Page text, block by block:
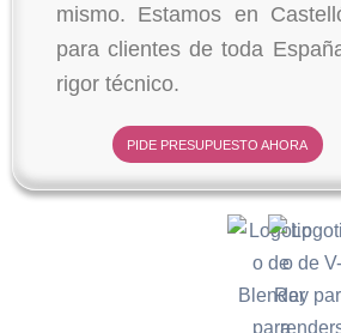
mismo. Estamos en
para clientes de toda
rigor técnico.
PIDE PRESUPUESTO AHORA